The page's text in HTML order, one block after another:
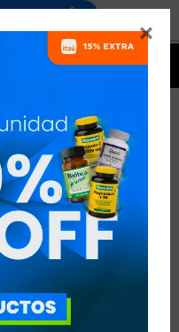

RECOMENDADOS